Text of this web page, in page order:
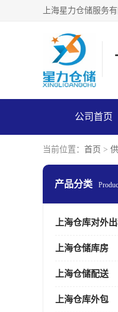
公司首页
当前位置： 首页 >
产品分类
上海仓库对外出
上海仓储库房
上海仓储配送
上海仓库外包